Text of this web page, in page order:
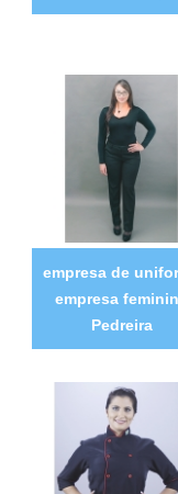
empresa de
empresa
Pedreira